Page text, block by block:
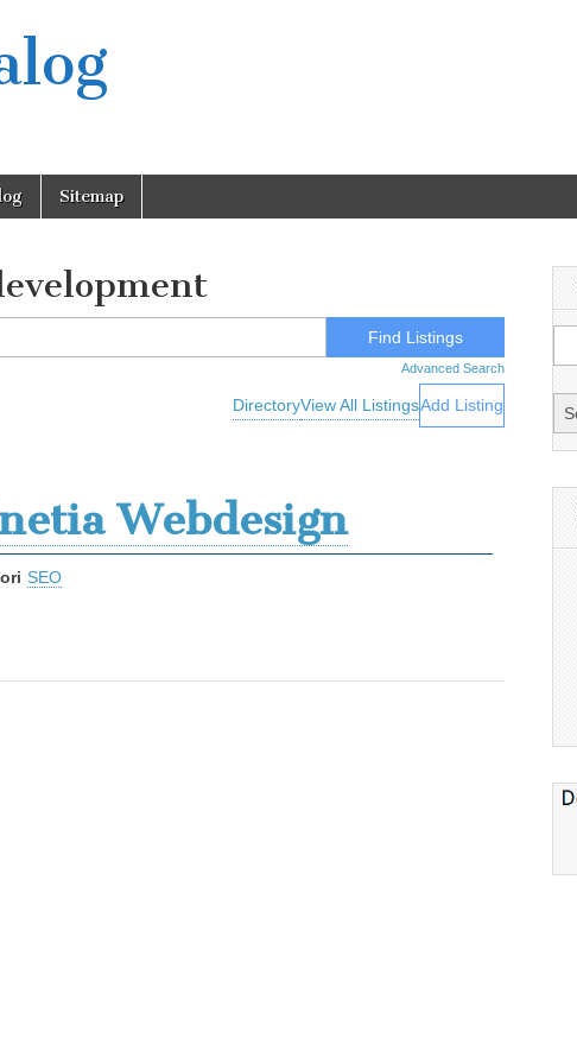
Sitemap
Advanced Search
DirectoryView All ListingsAdd Listing
Webdesign
SEO